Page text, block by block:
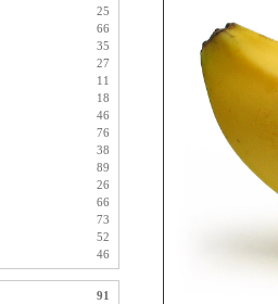
25
66
35
27
11
18
46
76
38
89
26
66
73
52
46
91